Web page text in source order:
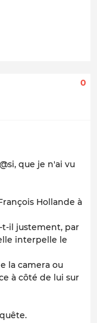
0
que je n'ai vu
Hollande à
il justement, par
interpelle le
la camera ou
à côté de lui sur